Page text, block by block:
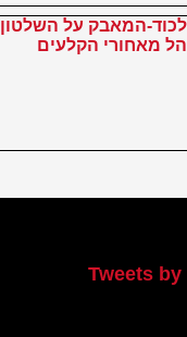
המאבק על השלטון
מאחורי הקלעים
Tweets